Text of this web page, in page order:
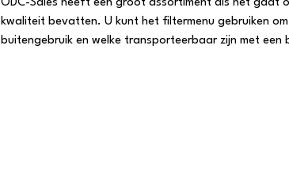
ODC-Sales heeft een groot assortiment als het gaat
kwaliteit bevatten. U kunt het filtermenu gebruiken
buitengebruik en welke transporteerbaar zijn met een